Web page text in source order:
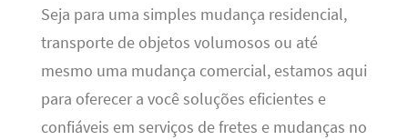
Seja para uma simples mudança residencial,
transporte de objetos volumosos ou até
mesmo uma mudança comercial, estamos aqui
para oferecer a você soluções eficientes e
confiáveis em serviços de fretes e mudanças no